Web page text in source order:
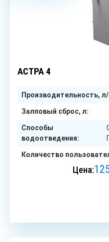
АСТРА 4
Производительность, л/
Залповый сброс, л:
Способы
водоотведения:
Количество
Цена: